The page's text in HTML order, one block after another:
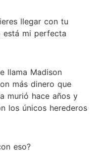
llegar con tu
está mi perfecta
llama Madison
más dinero que
murió hace años y
los únicos herederos
eso?